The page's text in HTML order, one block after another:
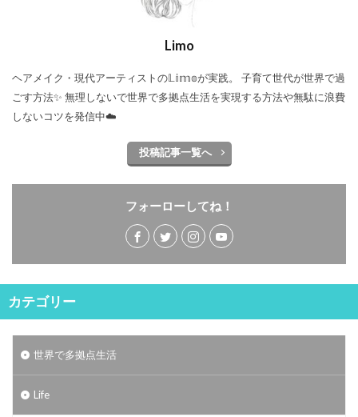
Limo
ヘアメイク・現代アーティストの𝕃𝕚𝕞𝕠が実践。 子育て世代が世界で過
ごす方法✨ 無理しないで世界で多拠点生活を実現する方法や無駄に浪費
しないコツを発信中☁️
投稿記事一覧へ
フォーローしてね！
カテゴリー
世界で多拠点生活
Life